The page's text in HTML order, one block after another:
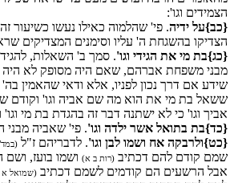
הצמידים וגו':
{כב}על ידיה. פי' שהלמוה כאילו נעשו כשיעור
הצדיקו בהשגחת ה' עליו וסימנים המצדיקים
{כג}בת מי את הגידי וגו'. סמך ב' השאלות,
מבני משפחת אברהם, שאם היה מסופק לא היה
שידע אם דרך נכון לפניו, אלא ודאי שהאמין בה'
ששאל בת מי את הוא מה שם אביה וגו' וקודם
אביך וגו' כי לא ישתנה דבר זה בהגדת בת מי וגו'
{כד}בת בתואל אשר ילדה וגו'. פי' שאביה מבני
{כט}ולרבקה אח ושמו לבן וגו'. לדבריהם ז"ל
שמם קודם להם דכתיב (רות ב א) ושמו בועז,
אבל הרשעים הם קודמים לשמם דכתיב (שמואל א